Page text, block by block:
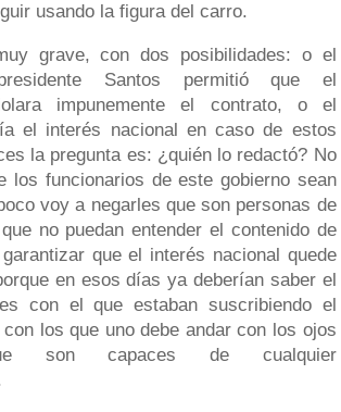
usando la figura del carro.
grave, con dos posibilidades: o el
Santos permitió que el
impunemente el contrato, o el
el interés nacional en caso de estos
la pregunta es: ¿quién lo redactó? No
los funcionarios de este gobierno sean
voy a negarles que son personas de
no puedan entender el contenido de
que el interés nacional quede
en esos días ya deberían saber el
con el que estaban suscribiendo el
los que uno debe andar con los ojos
son capaces de cualquier